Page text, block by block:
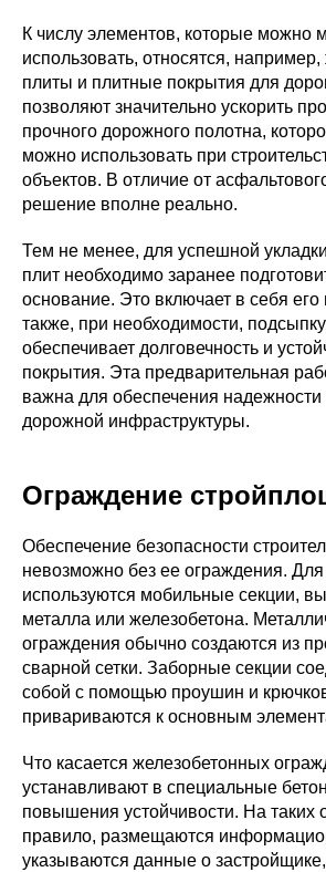
К числу элементов, которые можно
использовать, относятся,
плиты и плитные покрытия для
позволяют значительно ускорить
прочного дорожного полотна,
можно использовать при
объектов. В отличие от
решение вполне реально.
Тем не менее, для успешной
плит необходимо заранее
основание. Это включает в себя
также, при необходимости,
обеспечивает долговечность и
покрытия. Эта предварительная
важна для обеспечения надежности
дорожной инфраструктуры.
Ограждение
Обеспечение безопасности
невозможно без ее ограждения. Для
используются мобильные секции,
металла или железобетона.
ограждения обычно создаются из
сварной сетки. Заборные секции
собой с помощью проушин и
привариваются к основным
Что касается железобетонных
устанавливают в специальные
повышения устойчивости. На таких
правило, размещаются
указываются данные о застройщике,